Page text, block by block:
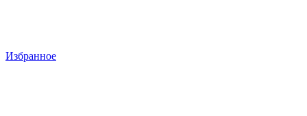
Избранное